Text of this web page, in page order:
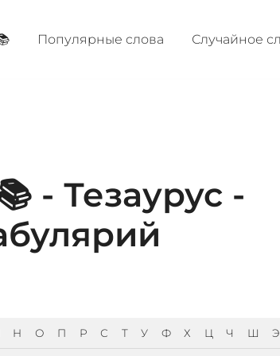
Популярные cлова Случайное
- Тезаурус -
Н О П Р С Т У Ф Х Ц Ч Ш Э